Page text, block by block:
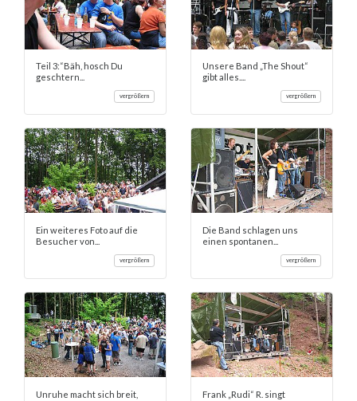
Teil 3:“Bäh, hosch Du
geschtern...
vergrößern
Unsere Band „The Shout“
gibt alles....
vergrößern
Ein weiteres Foto auf die
Besucher von...
vergrößern
Die Band schlagen uns
einen spontanen...
vergrößern
Unruhe macht sich breit,
Frank „Rudi“ R. singt